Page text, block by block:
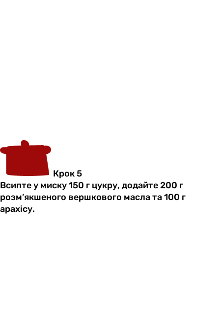
Крок 5
Всипте у миску 150 г цукру, додайте 200 г
розм’якшеного вершкового масла та 100 г
арахісу.